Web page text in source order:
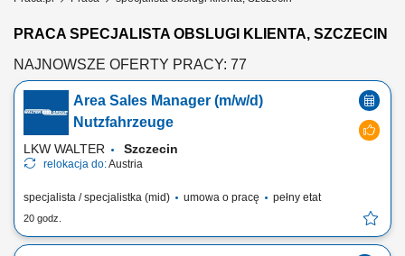
PRACA SPECJALISTA OBSLUGI KLIENTA, SZCZECIN
NAJNOWSZE OFERTY PRACY: 77
Area Sales Manager (m/w/d)
Nutzfahrzeuge
LKW WALTER Szczecin
relokacja do:Austria
specjalista / specjalistka (mid) umowa o pracę pełny etat
20 godz.